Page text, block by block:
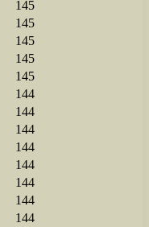
145
145
145
145
145
144
144
144
144
144
144
144
144